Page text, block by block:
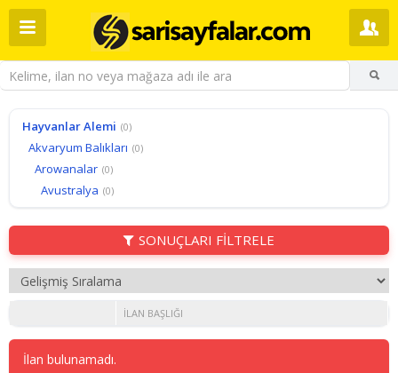
Hayvanlar Alemi (0)
Akvaryum Balıkları (0)
Arowanalar (0)
Avustralya (0)
SONUÇLARI FİLTRELE
İLAN BAŞLIĞI
İlan bulunamadı.